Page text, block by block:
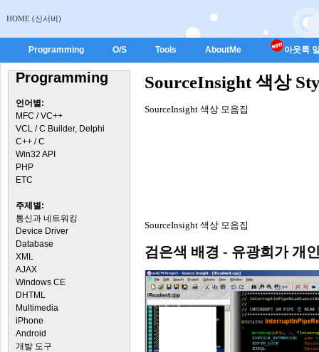
HOME (신서버)
Programming O/S Tools AboutMe 아웃룩
Programming
언어별:
MFC / VC++
VCL / C Builder, Delphi
C++ / C
Win32 API
PHP
ETC
주제별:
통신과 네트워킹
Device Driver
Database
XML
AJAX
Windows CE
DHTML
Multimedia
iPhone
Android
개발 도구
SourceInsight 색상
SourceInsight 색상 모음집
SourceInsight 색상 모음집
검은색 배경 - 유광희가 개